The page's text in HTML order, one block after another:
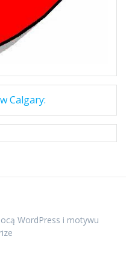
Calgary:
WordPress i motywu